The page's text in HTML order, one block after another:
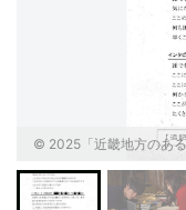
© 2025「近畿地方のあ